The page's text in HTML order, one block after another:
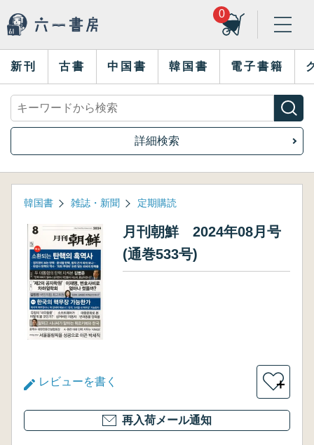
0
新刊 古書 中国書 韓国書 電子書籍
詳細検索
韓国書 雑誌・新聞 定期購読
月刊朝鮮 2024年08月号
(通巻533号)
レビューを書く ＋
再入荷メール通知